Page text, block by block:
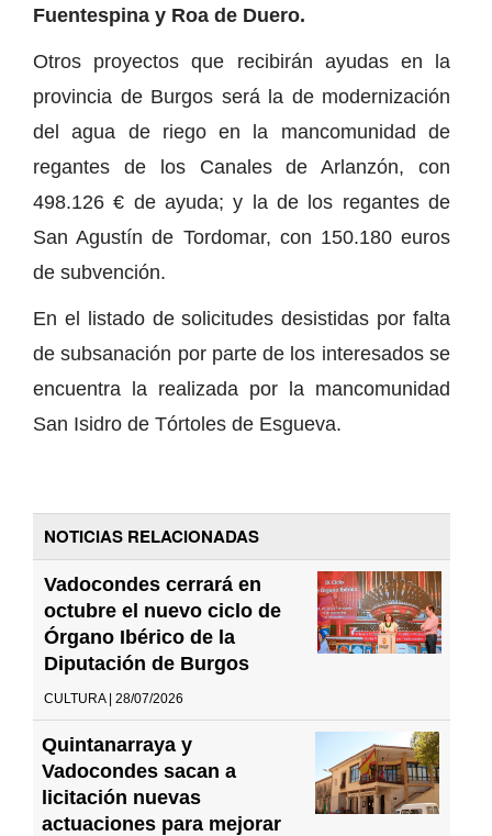
Fuentespina y Roa de Duero.
Otros proyectos que recibirán ayudas en la
provincia de Burgos será la de modernización
del agua de riego en la mancomunidad de
regantes de los Canales de Arlanzón, con
498.126 € de ayuda; y la de los regantes de
San Agustín de Tordomar, con 150.180 euros
de subvención.
En el listado de solicitudes desistidas por falta
de subsanación por parte de los interesados se
encuentra la realizada por la mancomunidad
San Isidro de Tórtoles de Esgueva.
NOTICIAS RELACIONADAS
Vadocondes cerrará en
octubre el nuevo ciclo de
Órgano Ibérico de la
Diputación de Burgos
CULTURA | 28/07/2026
Quintanarraya y
Vadocondes sacan a
licitación nuevas
actuaciones para mejorar